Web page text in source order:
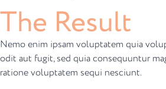
The Result
Nemo enim ipsam voluptatem quia
odit aut fugit, sed quia consequuntur
ratione voluptatem sequi nesciunt.